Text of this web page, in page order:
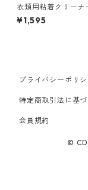
衣類用粘着クリーナ
ド 山崎実業 tower
着クリーナースタン
¥1,595
プライバシーポリシ
特定商取引法に基
会員規約
©